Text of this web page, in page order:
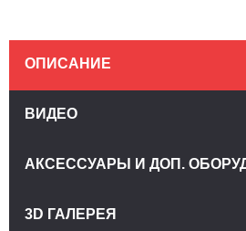
ОПИСАНИЕ
ВИДЕО
АКСЕССУАРЫ И ДОП.
3D ГАЛЕРЕЯ